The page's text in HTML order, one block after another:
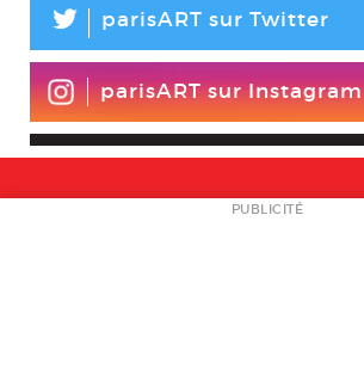
L parisART sur Twitter
parisART sur Instagram
NEWSLETTER
PUBLICITÉ